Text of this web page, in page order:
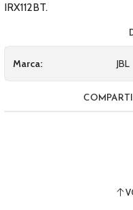
IRX112BT.
Marca: JBL